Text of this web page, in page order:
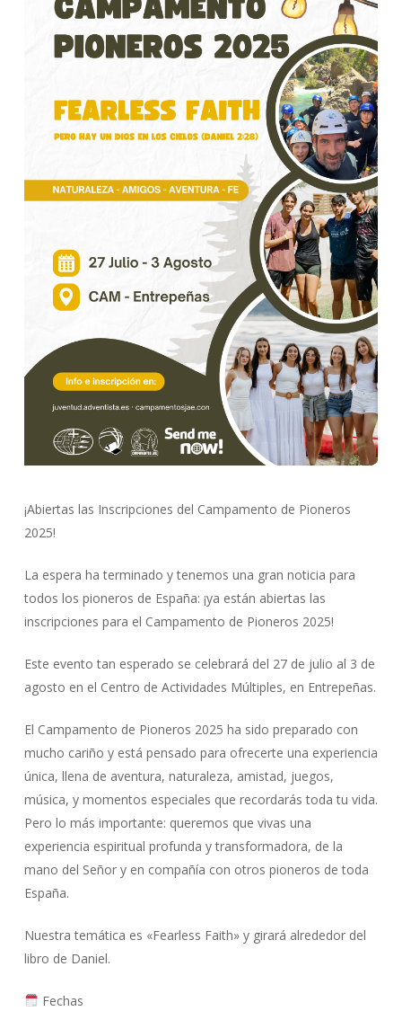
¡Abiertas las Inscripciones del Campamento de Pioneros
2025!
​La espera ha terminado y tenemos una gran noticia para
todos los pioneros de España: ¡ya están abiertas las
inscripciones para el Campamento de Pioneros 2025!
Este evento tan esperado se celebrará del 27 de julio al 3 de
agosto en el Centro de Actividades Múltiples, en Entrepeñas.
El Campamento de Pioneros 2025 ha sido preparado con
mucho cariño y está pensado para ofrecerte una experiencia
única, llena de aventura, naturaleza, amistad, juegos,
música, y momentos especiales que recordarás toda tu vida.
Pero lo más importante: queremos que vivas una
experiencia espiritual profunda y transformadora, de la
mano del Señor y en compañía con otros pioneros de toda
España.
​Nuestra temática es «Fearless Faith» y girará alrededor del
libro de Daniel.
Fechas